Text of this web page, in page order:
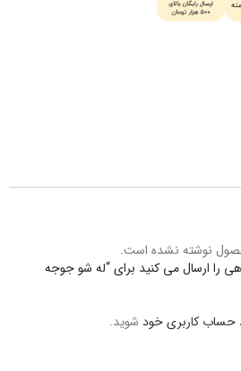
نوشته نشده است.
را ارسال می کنید برای “له شو جوجه
حساب کاربری خود شوید.